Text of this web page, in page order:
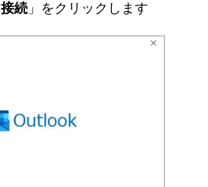
接続 」をクリックします